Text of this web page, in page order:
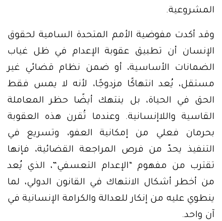
المشروعية.
وقد أكدت مفوضية الأمم المتحدة السامية لحقوق
الإنسان أن تطبيق عقوبة الإعدام في ظل غياب
الضمانات الأساسية، أو ضمن نظام قضائي غير
مستقل، يُعد انتهاكًا مزدوجًا، لأنه لا يمس فقط
الحق في الحياة، بل ينتهك أيضًا حظر المعاملة
القاسية واللاإنسانية. وعندما تُقرن هذه العقوبة
بحرمان فعلي من إمكانية العفو، وتسريع في
التنفيذ يحدّ من فرص المراجعة القضائية، فإنها
تقترب من مفهوم “الإعدام التعسفي”، الذي يُعد
من أخطر أشكال الانتهاك في القانون الدولي، لما
ينطوي عليه من إنكار للعدالة والكرامة الإنسانية في
آن واحد.